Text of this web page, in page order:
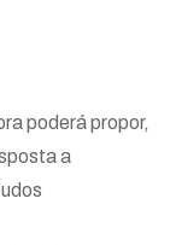
poderá propor,
a